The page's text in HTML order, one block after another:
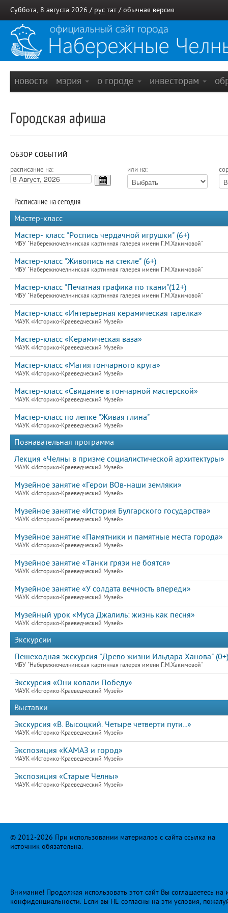
Суббота, 8 августа 2026 / рус тат / обычная версия
новости мэрия о городе инвесторам
Городская афиша
ОБЗОР СОБЫТИЙ
расписание на: или на:
Расписание на сегодня
Мастер-класс
Мастер- класс "Роспись чердачной игрушки" (6+)
МБУ "Набережночелнинская картинная галерея имени Г.М.Хакимовой"
Мастер-класс "Живопись на стекле" (6+)
МБУ "Набережночелнинская картинная галерея имени Г.М.Хакимовой"
Мастер-класс "Печатная графика по ткани"(12+)
МБУ "Набережночелнинская картинная галерея имени Г.М.Хакимовой"
Мастер-класс «Интерьерная керамическая тарелка»
МАУК «Историко-Краеведческий Музей»
Мастер-класс «Керамическая ваза»
МАУК «Историко-Краеведческий Музей»
Мастер-класс «Магия гончарного круга»
МАУК «Историко-Краеведческий Музей»
Мастер-класс «Свидание в гончарной мастерской»
МАУК «Историко-Краеведческий Музей»
Мастер-класс по лепке "Живая глина"
МАУК «Историко-Краеведческий Музей»
Познавательная программа
Лекция «Челны в призме социалистической архитектуры»
МАУК «Историко-Краеведческий Музей»
Музейное занятие «Герои ВОв-наши земляки»
МАУК «Историко-Краеведческий Музей»
Музейное занятие «История Булгарского государства»
МАУК «Историко-Краеведческий Музей»
Музейное занятие «Памятники и памятные места города»
МАУК «Историко-Краеведческий Музей»
Музейное занятие «Танки грязи не боятся»
МАУК «Историко-Краеведческий Музей»
Музейное занятие «У солдата вечность впереди»
МАУК «Историко-Краеведческий Музей»
Музейный урок «Муса Джалиль: жизнь как песня»
МАУК «Историко-Краеведческий Музей»
Экскурсии
Пешеходная экскурсия "Древо жизни Ильдара Ханова" (0+)
МБУ "Набережночелнинская картинная галерея имени Г.М.Хакимовой"
Экскурсия «Они ковали Победу»
МАУК «Историко-Краеведческий Музей»
Выставки
Экскурсия «В. Высоцкий. Четыре четверти пути...»
МАУК «Историко-Краеведческий Музей»
Экспозиция «КАМАЗ и город»
МАУК «Историко-Краеведческий Музей»
Экспозиция «Старые Челны»
МАУК «Историко-Краеведческий Музей»
© 2012-2026 При использовании материалов с сайта ссылка на
источник обязательна.
Внимание! Продолжая использовать этот сайт Вы соглашаетесь
конфиденциальности. Если вы НЕ согласны на эти условия,